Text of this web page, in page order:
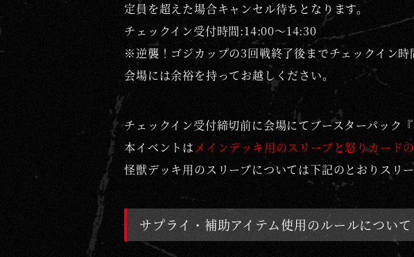
定員を超えた場合キャンセル待ちとなります。
チェックイン受付時間:14:00～14:30
※逆襲！ゴジカップの3回戦終了後までチェックイン時
会場には余裕を持ってお越しください。
チェックイン受付締切前に会場にてブースターパック
本イベントはメインデッキ用のスリーブと怒りカード
怪獣デッキ用のスリーブについては下記のとおりスリ
サプライ・補助アイテム使用のルールについて